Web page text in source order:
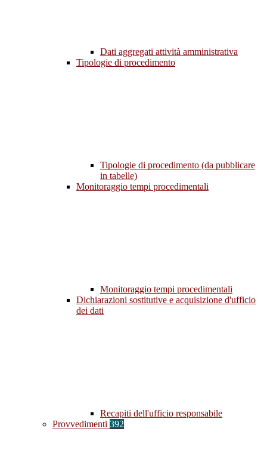
Dati aggregati attività amministrativa
Tipologie di procedimento
Tipologie di procedimento (da pubblicare
in tabelle)
Monitoraggio tempi procedimentali
Monitoraggio tempi procedimentali
Dichiarazioni sostitutive e acquisizione d'ufficio
dei dati
Recapiti dell'ufficio responsabile
Provvedimenti 392